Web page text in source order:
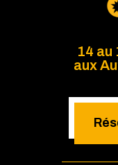
14 au
aux